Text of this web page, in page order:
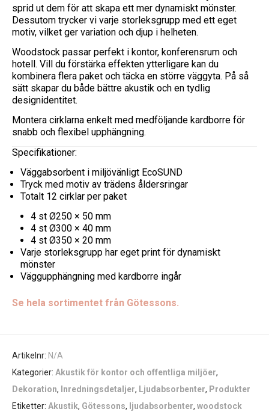
sprid ut dem för att skapa ett mer dynamiskt mönster.
Dessutom trycker vi varje storleksgrupp med ett eget
motiv, vilket ger variation och djup i helheten.
Woodstock passar perfekt i kontor, konferensrum och
hotell. Vill du förstärka effekten ytterligare kan du
kombinera flera paket och täcka en större väggyta. På så
sätt skapar du både bättre akustik och en tydlig
designidentitet.
Montera cirklarna enkelt med medföljande kardborre för
snabb och flexibel upphängning.
Specifikationer:
Väggabsorbent i miljövänligt EcoSUND
Tryck med motiv av trädens åldersringar
Totalt 12 cirklar per paket
4 st Ø250 × 50 mm
4 st Ø300 × 40 mm
4 st Ø350 × 20 mm
Varje storleksgrupp har eget print för dynamiskt
mönster
Väggupphängning med kardborre ingår
Se hela sortimentet från Götessons.
Artikelnr: N/A
Kategorier: Akustik för kontor och offentliga miljöer,
Dekoration, Inredningsdetaljer, Ljudabsorbenter, Produkter
Etiketter: Akustik, Götessons, ljudabsorbenter, woodstock